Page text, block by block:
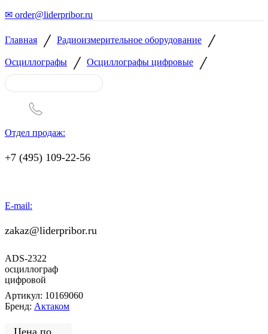
✉ order@liderpribor.ru
Главная / Радиоизмерительное оборудование /
Осциллографы / Осциллографы цифровые /
Отдел продаж:
+7 (495) 109-22-56
E-mail:
zakaz@liderpribor.ru
ADS-2322
осциллограф
цифровой
Артикул: 10169060
Бренд: Актаком
Цена по